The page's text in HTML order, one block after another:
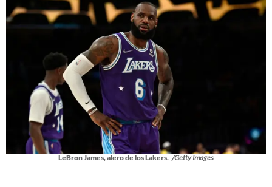
LeBron James, alero de los Lakers. /Getty Images